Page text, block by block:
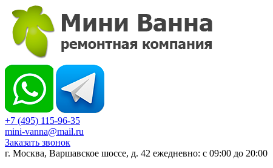
+7 (495) 115-96-35
mini-vanna@mail.ru
Заказать звонок
г. Москва, Варшавское шоссе, д. 42 ежедневно: с 09:00 до 20:00